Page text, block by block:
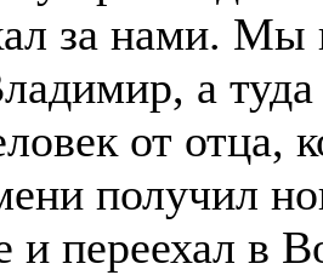
за нами. Мы
а
от отца,
получил
и переехал в